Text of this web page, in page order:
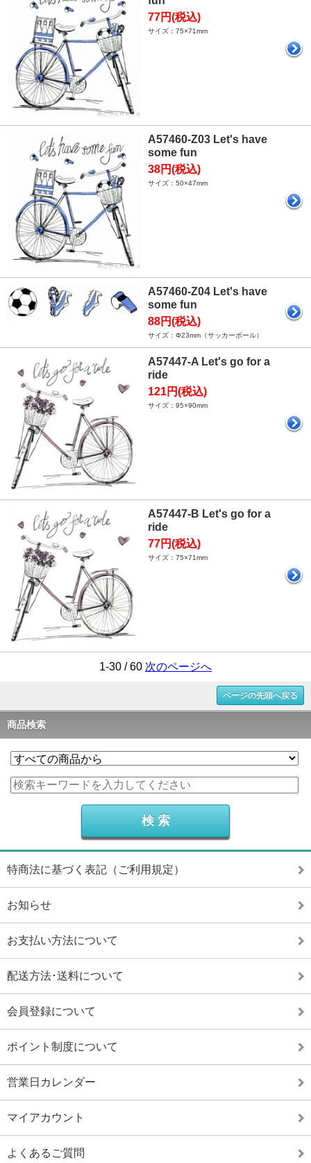
77円(税込)
サイズ：75×71mm
A57460-Z03 Let's have
some fun
38円(税込)
サイズ：50×47mm
A57460-Z04 Let's have
some fun
88円(税込)
サイズ：Φ23mm（サッカーボール）
A57447-A Let's go for a
ride
121円(税込)
サイズ：95×90mm
A57447-B Let's go for a
ride
77円(税込)
サイズ：75×71mm
1-30 / 60 次のページへ
ページの先頭へ戻る
商品検索
特商法に基づく表記（ご利用規定）
お知らせ
お支払い方法について
配送方法･送料について
会員登録について
ポイント制度について
営業日カレンダー
マイアカウント
よくあるご質問